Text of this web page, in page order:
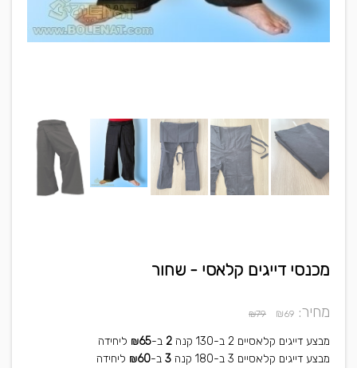
מכנסי דייגים קלאסי - שחור
מחיר: ₪69
₪79
מבצע דייגים קלאסיים 2 ב-130 קנה 2 ב- ₪65
ליחידה
מבצע דייגים קלאסיים 3 ב-180
קנה 3 ב- ₪60
ליחידה